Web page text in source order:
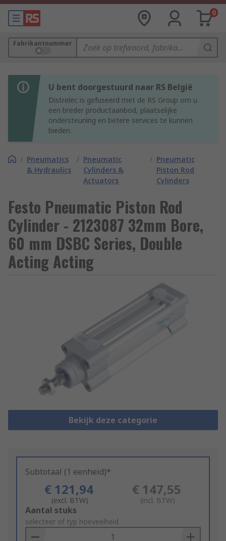
0
Fabrikantnummer
U bent doorgestuurd naar RS België
Distrelec is gefuseerd met de RS Group om u
een breder productaanbod, plaatselijke
ondersteuning en betere services te kunnen
bieden.
/ Pneumatics
& Hydraulics
/ Pneumatic
Cylinders &
Actuators
/ Pneumatic
Piston Rod
Cylinders
Festo Pneumatic Piston Rod
Cylinder - 2123087 32mm Bore,
60 mm DSBC Series, Double
Acting Acting
Bekijk deze categorie
Subtotaal (1 eenheid)*
€ 121,94
(excl. BTW)
€ 147,55
(incl. BTW)
Add
to
Basket
Aantal stuks
selecteer of typ hoeveelheid